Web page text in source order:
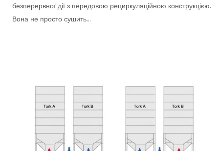
безперервної дії з передовою рециркуляційною конструкцією.
Вона не просто сушить...